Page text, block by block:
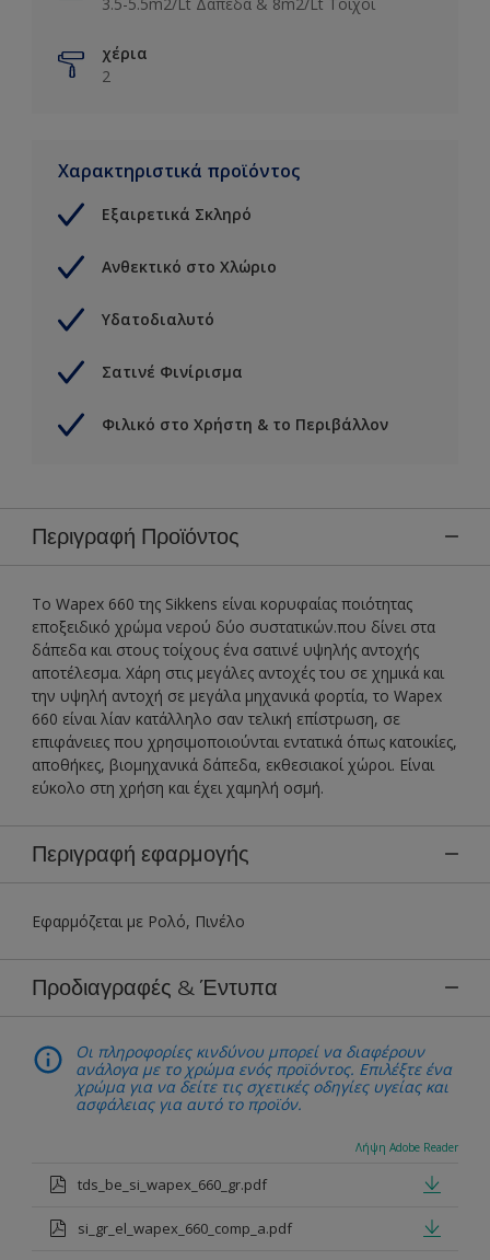
χέρια
2
Χαρακτηριστικά προϊόντος
Εξαιρετικά Σκληρό
Ανθεκτικό στο Χλώριο
Υδατοδιαλυτό
Σατινέ Φινίρισμα
Φιλικό στο Χρήστη & το Περιβάλλον
Περιγραφή Προϊόντος
Το Wapex 660 της Sikkens είναι κορυφαίας ποιότητας
εποξειδικό χρώμα νερού δύο συστατικών.που δίνει στα
δάπεδα και στους τοίχους ένα σατινέ υψηλής αντοχής
αποτέλεσμα. Χάρη στις μεγάλες αντοχές του σε χημικά και
την υψηλή αντοχή σε μεγάλα μηχανικά φορτία, το Wapex
660 είναι λίαν κατάλληλο σαν τελική επίστρωση, σε
επιφάνειες που χρησιμοποιούνται εντατικά όπως κατοικίες,
αποθήκες, βιομηχανικά δάπεδα, εκθεσιακοί χώροι. Είναι
εύκολο στη χρήση και έχει χαμηλή οσμή.
Περιγραφή εφαρμογής
Εφαρμόζεται με Ρολό, Πινέλο
Προδιαγραφές & Έντυπα
Οι πληροφορίες κινδύνου μπορεί να διαφέρουν
ανάλογα με το χρώμα ενός προϊόντος. Επιλέξτε ένα
χρώμα για να δείτε τις σχετικές οδηγίες υγείας και
ασφάλειας για αυτό το προϊόν.
Λήψη Adobe Reader
tds_be_si_wapex_660_gr.pdf
si_gr_el_wapex_660_comp_a.pdf